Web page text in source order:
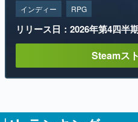
ランキング
1
「パリィ